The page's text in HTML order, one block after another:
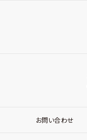
お問い合わせ